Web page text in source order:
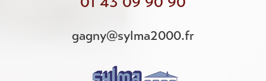
gagny@sylma2000.fr